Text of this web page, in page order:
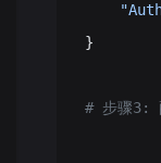
}
# 步骤3: